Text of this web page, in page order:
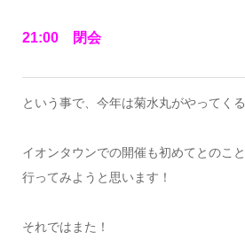
21:00 閉会
という事で、今年は菊水丸がやってくる
イオンタウンでの開催も初めてとのこ
行ってみようと思います！
それではまた！